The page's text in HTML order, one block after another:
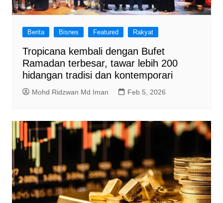
Berita Bisnes Featured Rakyat
Tropicana kembali dengan Bufet
Ramadan terbesar, tawar lebih 200
hidangan tradisi dan kontemporari
Mohd Ridzwan Md Iman Feb 5, 2026